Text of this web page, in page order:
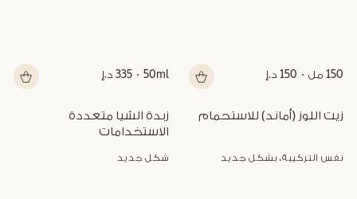
150 مل 150 د.إ 50ml 335 د.إ
زيت اللوز (أماند) للاستحمام
نفس التركيبة، بشكل جديد
الاستخدامات
شكل جديد